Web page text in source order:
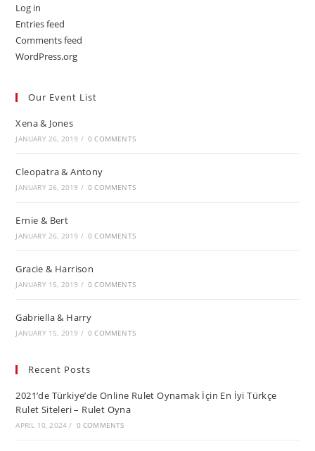
Log in
Entries feed
Comments feed
WordPress.org
Our Event List
Xena & Jones
JANUARY 26, 2019 / 0 COMMENTS
Cleopatra & Antony
JANUARY 26, 2019 / 0 COMMENTS
Ernie & Bert
JANUARY 26, 2019 / 0 COMMENTS
Gracie & Harrison
JANUARY 15, 2019 / 0 COMMENTS
Gabriella & Harry
JANUARY 15, 2019 / 0 COMMENTS
Recent Posts
2021’de Türkiye’de Online Rulet Oynamak İçin En İyi Türkçe
Rulet Siteleri – Rulet Oyna
APRIL 10, 2024 / 0 COMMENTS